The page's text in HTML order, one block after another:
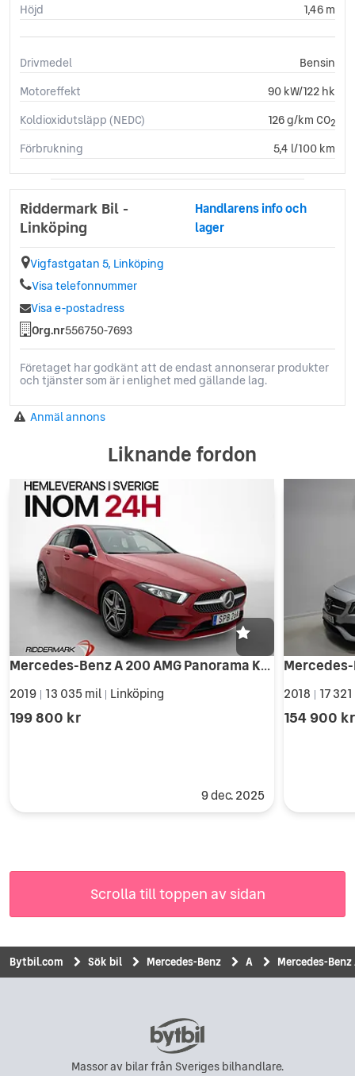
Höjd
1,46 m
Drivmedel
Bensin
Motoreffekt
90 kW/122 hk
Koldioxidutsläpp (NEDC)
126 g/km CO2
Förbrukning 5,4 l/100 km
Riddermark Bil -
Linköping
Handlarens info och
lager
Vigfastgatan 5, Linköping
Visa telefonnummer
Visa e-postadress
Org.nr556750-7693
Företaget har godkänt att de endast annonserar produkter
och tjänster som är i enlighet med gällande lag.
Anmäl annons
Liknande fordon
Mercedes-Benz A 200 AMG Panorama Kamera Halvskinn Bluetooth
2019 13 035 mil Linköping
199 800 kr
9 dec. 2025
2018 17
154 900 kr
Scrolla till toppen av sidan
Bytbil.com Sök bil Mercedes-Benz A Mercedes-
Massor av bilar från Sveriges bilhandlare.